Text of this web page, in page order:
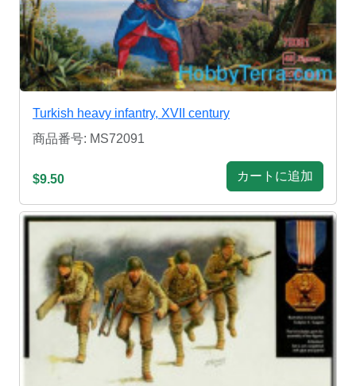
Turkish heavy infantry, XVII century
商品番号: MS72091
$9.50 カートに追加